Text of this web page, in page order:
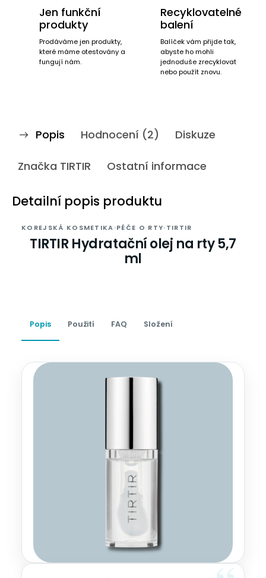
Jen funkční
produkty
Prodáváme jen produkty,
které máme otestovány a
fungují nám.
Recyklovatelné
balení
Balíček vám přijde tak,
abyste ho mohli
jednoduše zrecyklovat
nebo použít znovu.
Popis Hodnocení (2) Diskuze
Značka TIRTIR Ostatní informace
Detailní popis produktu
KOREJSKÁ KOSMETIKA·PÉČE O RTY·TIRTIR
TIRTIR Hydratační olej na rty 5,7
ml
Popis Použití FAQ Složení